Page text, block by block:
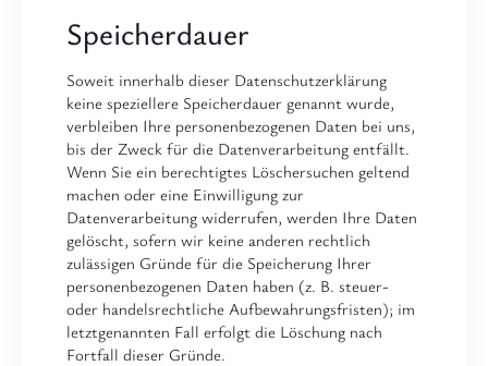
Speicherdauer
Soweit innerhalb dieser Datenschutzerklärung
keine speziellere Speicherdauer genannt wurde,
verbleiben Ihre personenbezogenen Daten bei uns,
bis der Zweck für die Datenverarbeitung entfällt.
Wenn Sie ein berechtigtes Löschersuchen geltend
machen oder eine Einwilligung zur
Datenverarbeitung widerrufen, werden Ihre Daten
gelöscht, sofern wir keine anderen rechtlich
zulässigen Gründe für die Speicherung Ihrer
personenbezogenen Daten haben (z. B. steuer-
oder handelsrechtliche Aufbewahrungsfristen); im
letztgenannten Fall erfolgt die Löschung nach
Fortfall dieser Gründe.